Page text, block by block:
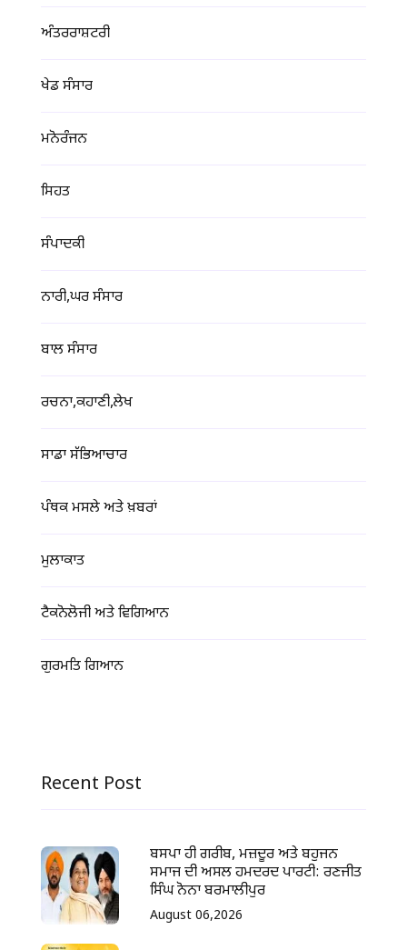
ਅੰਤਰਰਾਸ਼ਟਰੀ
ਖੇਡ ਸੰਸਾਰ
ਮਨੋਰੰਜਨ
ਸਿਹਤ
ਸੰਪਾਦਕੀ
ਨਾਰੀ,ਘਰ ਸੰਸਾਰ
ਬਾਲ ਸੰਸਾਰ
ਰਚਨਾ,ਕਹਾਣੀ,ਲੇਖ
ਸਾਡਾ ਸੱਭਿਆਚਾਰ
ਪੰਥਕ ਮਸਲੇ ਅਤੇ ਖ਼ਬਰਾਂ
ਮੁਲਾਕਾਤ
ਟੈਕਨੋਲੋਜੀ ਅਤੇ ਵਿਗਿਆਨ
ਗੁਰਮਤਿ ਗਿਆਨ
Recent Post
ਬਸਪਾ ਹੀ ਗਰੀਬ, ਮਜ਼ਦੂਰ ਅਤੇ ਬਹੁਜਨ
ਸਮਾਜ ਦੀ ਅਸਲ ਹਮਦਰਦ ਪਾਰਟੀ: ਰਣਜੀਤ
ਸਿੰਘ ਨੋਨਾ ਬਰਮਾਲੀਪੁਰ
August 06,2026